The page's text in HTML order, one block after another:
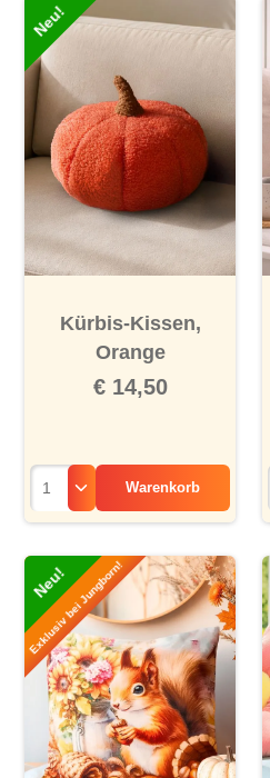
Neu!
Kürbis-Kissen,
Orange
€ 14,50
Warenkorb
Neu!
Exklusiv bei Jungborn!